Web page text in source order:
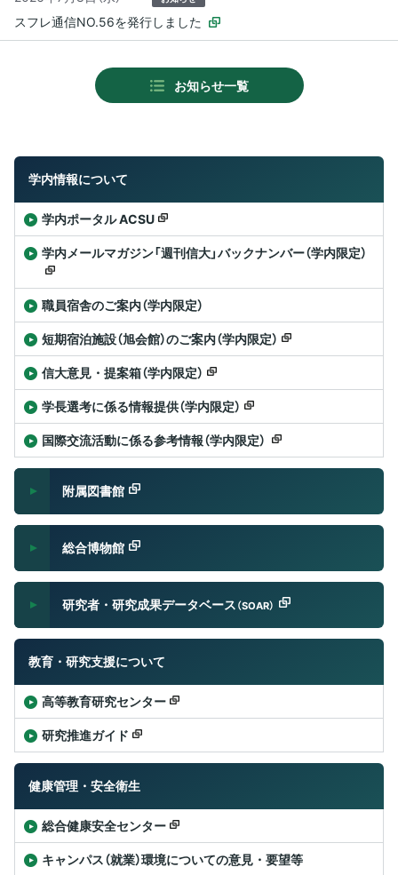
スフレ通信NO.56を発行しました
お知らせ一覧
学内情報について
学内ポータル ACSU
学内メールマガジン「週刊信大」バックナンバー（学内限定）
職員宿舎のご案内（学内限定）
短期宿泊施設（旭会館）のご案内（学内限定）
信大意見・提案箱（学内限定）
学長選考に係る情報提供（学内限定）
国際交流活動に係る参考情報（学内限定）
附属図書館
総合博物館
研究者・研究成果データベース（SOAR）
教育・研究支援について
高等教育研究センター
研究推進ガイド
健康管理・安全衛生
総合健康安全センター
キャンパス（就業）環境についての意見・要望等